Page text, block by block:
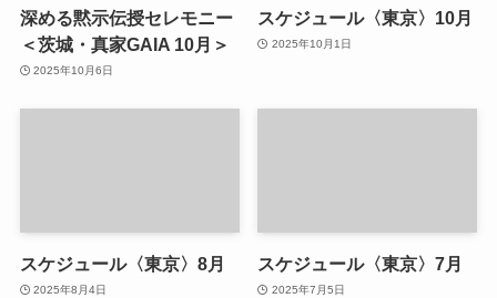
深める黙示伝授セレモニー
＜茨城・真家GAIA 10月＞
2025年10月6日
スケジュール〈東京〉10月
2025年10月1日
スケジュール〈東京〉8月
2025年8月4日
スケジュール〈東京〉7月
2025年7月5日